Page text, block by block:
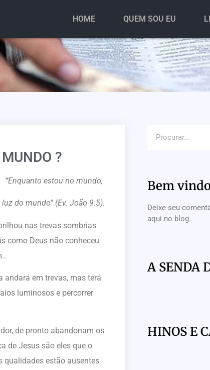
HOME QUEM SOU EU
?
“Enquanto estou no mundo,
do mundo” (Ev. João 9:5).
nas trevas sombrias
como Deus não conheceu
andará em trevas, mas terá
luminosos e percorrer
de pronto abandonam os
de Jesus são eles que o
qualidades estão ausentes
Bem
Deixe seu
aqui no blog.
A SENDA
HINOS E